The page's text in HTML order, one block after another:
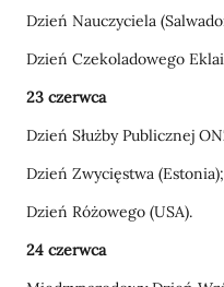
Dzień Nauczyciela
Dzień Czekoladowego
23 czerwca
Dzień Służby Publicznej
Dzień Zwycięstwa (Estonia);
Dzień Różowego (USA).
24 czerwca